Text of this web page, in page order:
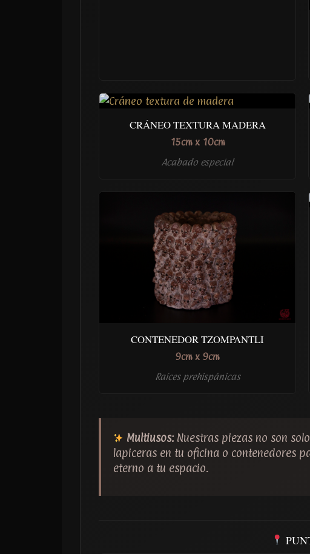
CRÁNEO TEXTURA MADERA
15cm x 10cm
Acabado especial
CONTENEDOR TZOMPANTLI
9cm x 9cm
Raíces prehispánicas
Multiusos: Nuestras piezas no son
lapiceras en tu oficina o contenedores
eterno a tu espacio.